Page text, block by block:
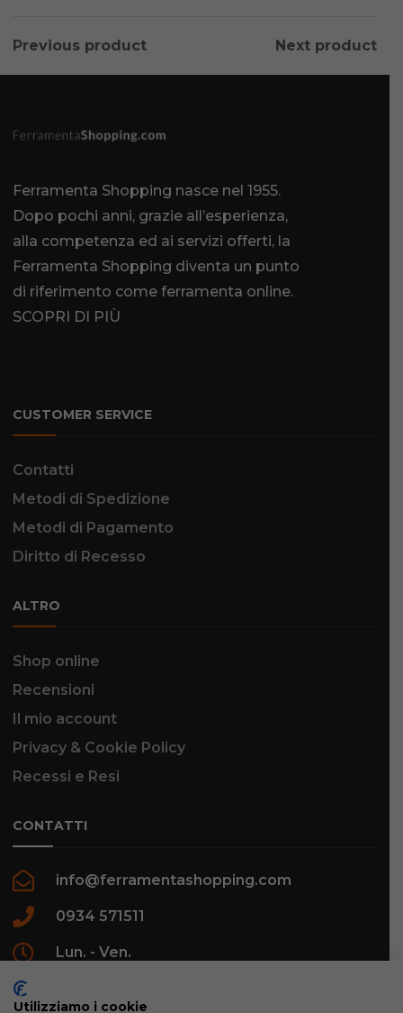
Previous product Next product
Ferramenta Shopping nasce nel 1955.
Dopo pochi anni, grazie all’esperienza,
alla competenza ed ai servizi offerti, la
Ferramenta Shopping diventa un punto
di riferimento come ferramenta online.
SCOPRI DI PIÙ
CUSTOMER SERVICE
Contatti
Metodi di Spedizione
Metodi di Pagamento
Diritto di Recesso
ALTRO
Shop online
Recensioni
Il mio account
Privacy & Cookie Policy
Recessi e Resi
CONTATTI
info@ferramentashopping.com
0934 571511
Lun. - Ven.
Utilizziamo i cookie